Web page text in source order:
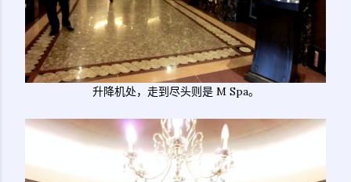
升降机处，走到尽头则是 M Spa。